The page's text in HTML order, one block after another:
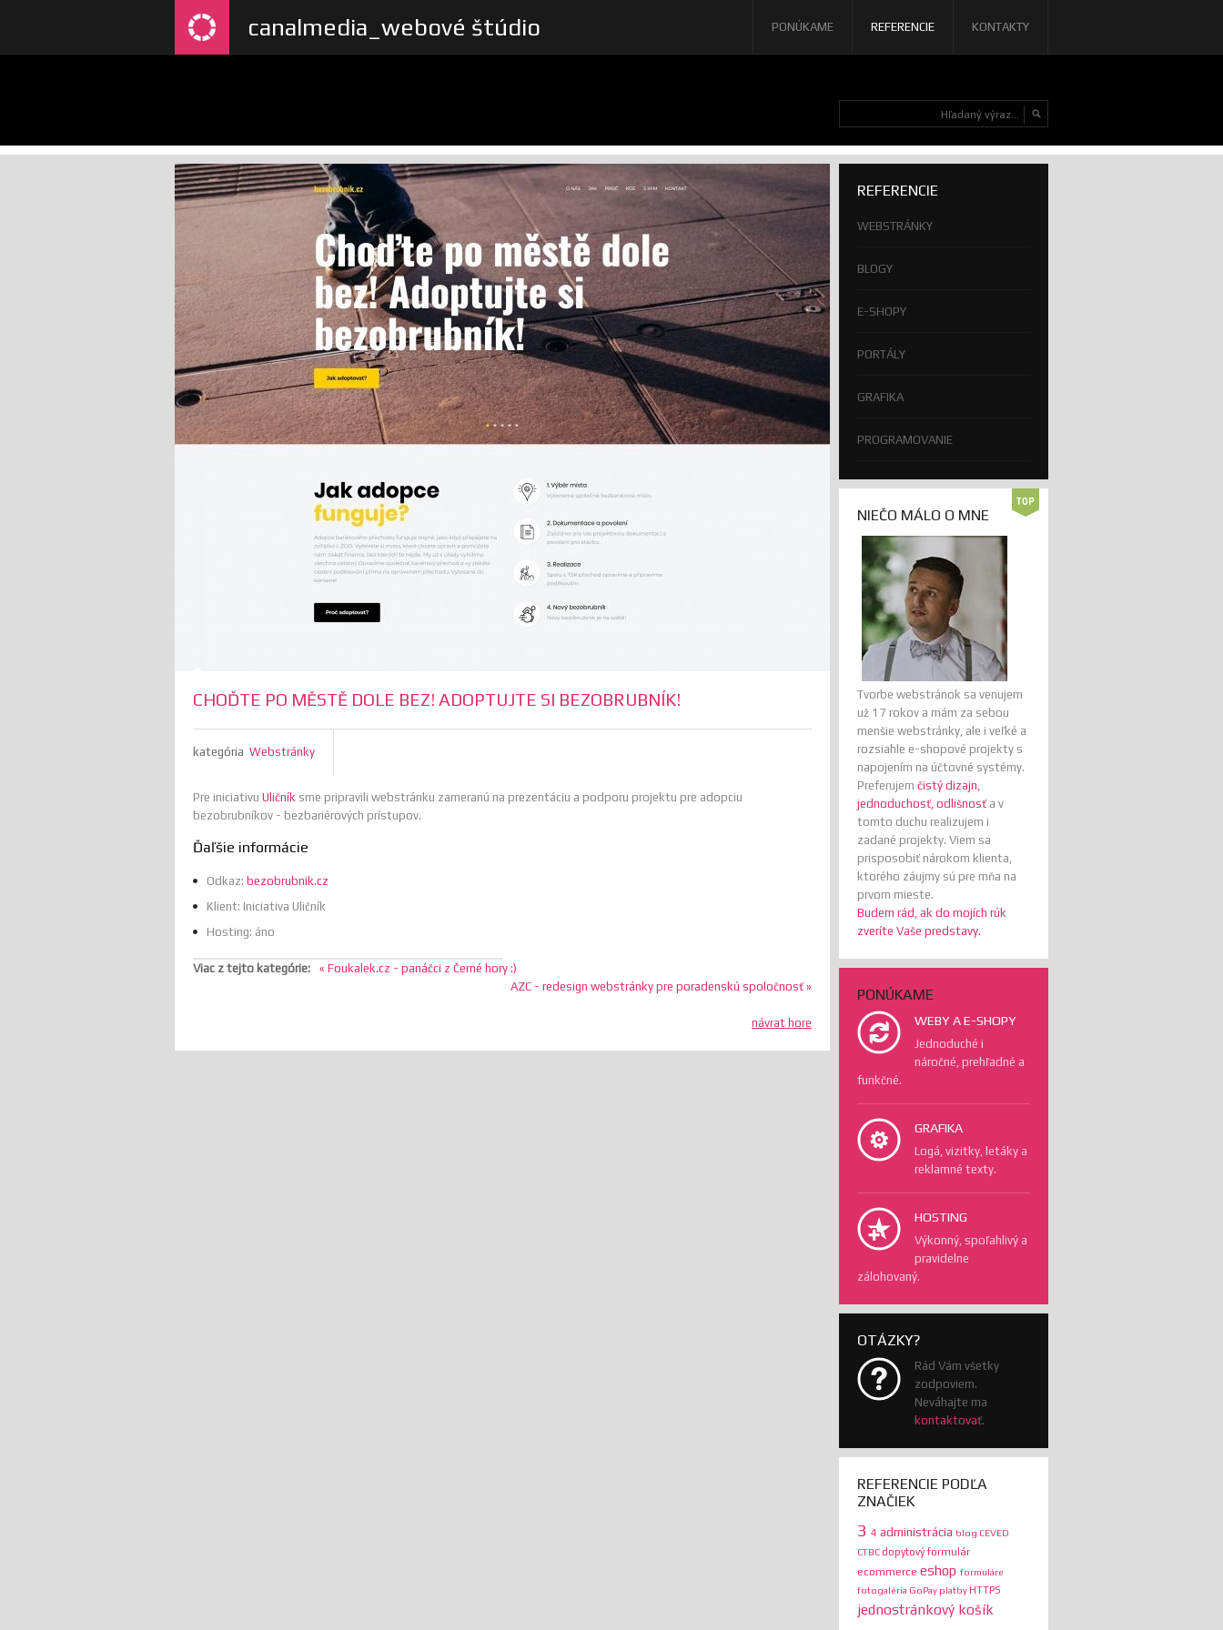
canalmedia_webové štúdio PONÚKAME REFERENCIE KONTAKTY
CHOĎTE PO MĚSTĚ DOLE BEZ! ADOPTUJTE SI BEZOBRUBNÍK!
kategória Webstránky
Pre iniciativu Uličník sme pripravili webstránku zameranú na prezentáciu a podporu projektu pre adopciu
bezobrubníkov - bezbariérových prístupov.
Ďaľšie informácie
Odkaz: bezobrubnik.cz
Klient: Iniciativa Uličník
Hosting: áno
Viac z tejto kategórie:
« Foukalek.cz - panáčci z Černé hory :)
AZC - redesign webstránky pre poradenskú spoločnosť »
návrat hore
REFERENCIE
WEBSTRÁNKY
BLOGY
E-SHOPY
PORTÁLY
GRAFIKA
PROGRAMOVANIE
NIEČO MÁLO O MNE
Tvorbe webstránok sa venujem
už 17 rokov a mám za sebou
menšie webstránky, ale i veľké a
rozsiahle e-shopové projekty s
napojením na účtovné systémy.
Preferujem čistý dizajn,
jednoduchosť, odlišnosť a v
tomto duchu realizujem i
zadané projekty. Viem sa
prisposobiť nárokom klienta,
ktorého záujmy sú pre mňa na
prvom mieste.
Budem rád, ak do mojích rúk
zveríte Vaše predstavy.
PONÚKAME
WEBY A E-SHOPY
Jednoduché i
náročné, prehľadné a
funkčné.
GRAFIKA
Logá, vizitky, letáky a
reklamné texty.
HOSTING
Výkonný, spoľahlivý a
pravidelne
zálohovaný.
OTÁZKY?
Rád Vám všetky
zodpoviem.
Neváhajte ma
kontaktovať.
REFERENCIE PODĽA
ZNAČIEK
3 4 administrácia blog CEVED
CTBC dopytový formulár
ecommerce eshop formuláre
fotogaléria GoPay platby HTTPS
jednostránkový košík